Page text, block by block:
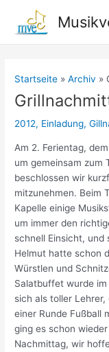
springen
Startseite Archiv
2012, Einladung,
Am 2. Ferientag,
um gemeinsam zum
beschlossen wir
mitzunehmen. Beim
Kapelle einige
um immer den
schnell Einsicht, und
Helmut hatte schon
Würstlen und
Salatbuffet wurde im
sich als toller
einer Runde Fußball
ging es schon
Nachmittag, wir